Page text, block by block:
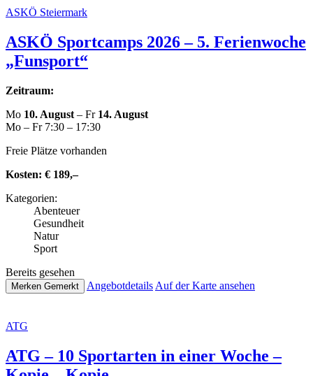
ASKÖ Stei­er­mark
ASKÖ Sport­camps 2026 – 5. Feri­en­wo­che
„Funsport“
Zeitraum:
Mo 10. August – Fr 14. August
Mo – Fr 7:30 – 17:30
Freie Plätze vorhanden
Kosten: € 189,–
Kate­go­rien:
Abenteuer
Gesund­heit
Natur
Sport
Bereits gesehen
Merken Gemerkt Ange­botde­tails Auf der Karte ansehen
ATG
ATG – 10 Sport­ar­ten in einer Woche –